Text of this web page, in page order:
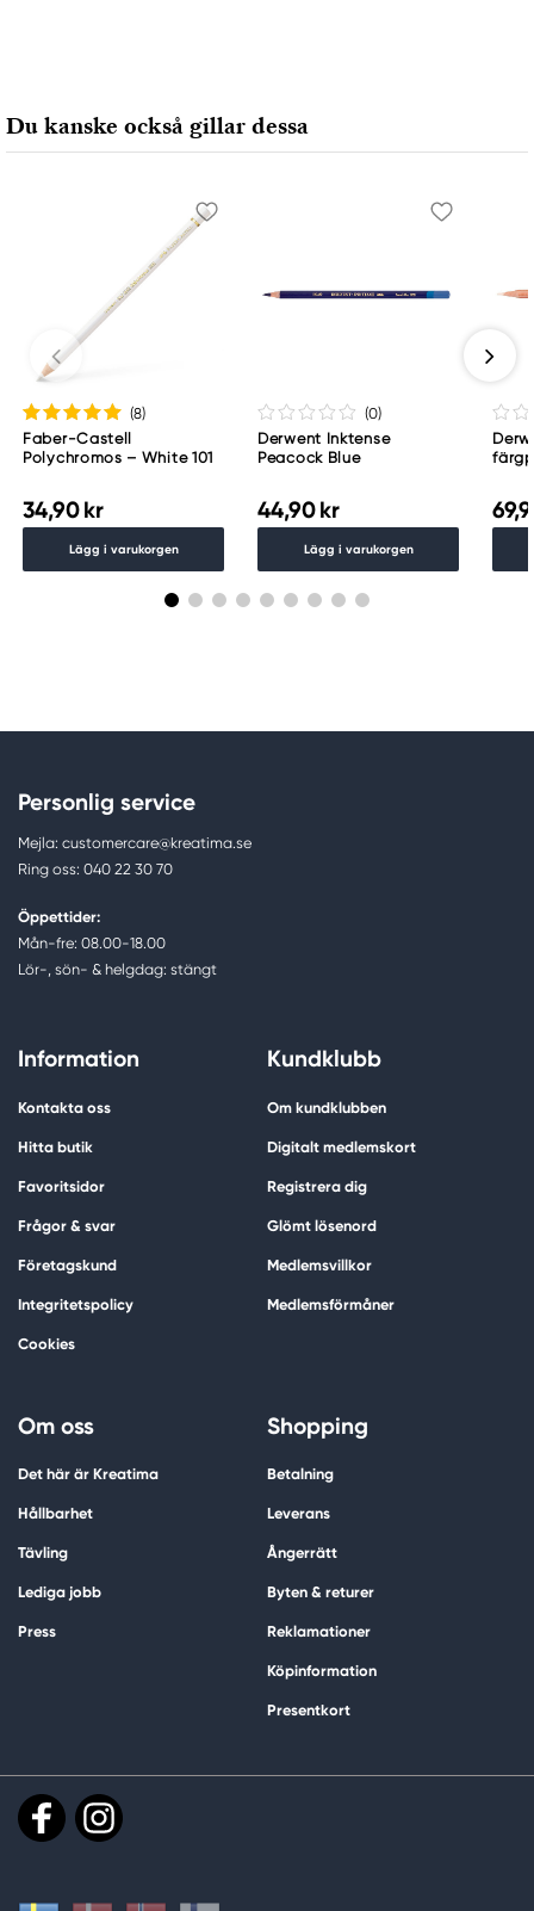
90546 Stein, Germany
info@Faber-Castell.de
Du kanske också gillar dessa
(8)
Faber-Castell
Polychromos – White 101
34,90 kr
Lägg i varukorgen
(0)
Derwent Inktense
Peacock Blue
44,90 kr
Lägg i varukorgen
Personlig service
Mejla: customercare@kreatima.se
Ring oss: 040 22 30 70
Öppettider:
Mån-fre: 08.00-18.00
Lör-, sön- & helgdag: stängt
Information
Kontakta oss
Hitta butik
Favoritsidor
Frågor & svar
Företagskund
Integritetspolicy
Cookies
Kundklubb
Om kundklubben
Digitalt medlemskort
Registrera dig
Glömt lösenord
Medlemsvillkor
Medlemsförmåner
Om oss
Det här är Kreatima
Hållbarhet
Tävling
Lediga jobb
Press
Shopping
Betalning
Leverans
Ångerrätt
Byten & returer
Reklamationer
Köpinformation
Presentkort